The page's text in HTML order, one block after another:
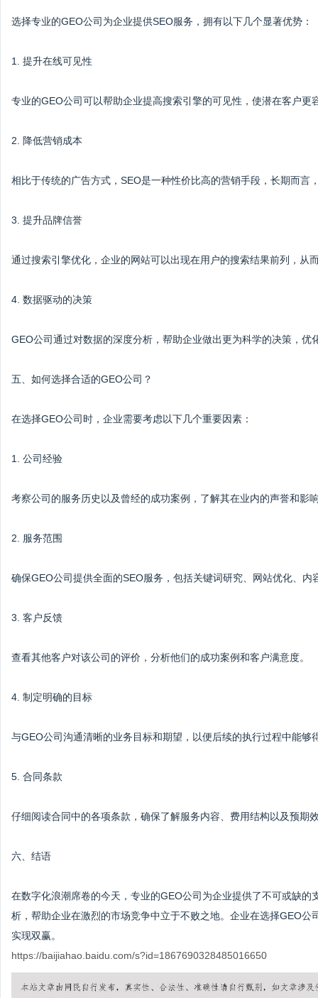
选择专业的GEO公司为企业提供SEO服务，拥有以下几个显著优势：
1. 提升在线可见性
专业的GEO公司可以帮助企业提高搜索引擎的可见性，使潜在客户更
2. 降低营销成本
相比于传统的广告方式，SEO是一种性价比高的营销手段，长期而言
3. 提升品牌信誉
通过搜索引擎优化，企业的网站可以出现在用户的搜索结果前列，从
4. 数据驱动的决策
GEO公司通过对数据的深度分析，帮助企业做出更为科学的决策，优
五、如何选择合适的GEO公司？
在选择GEO公司时，企业需要考虑以下几个重要因素：
1. 公司经验
考察公司的服务历史以及曾经的成功案例，了解其在业内的声誉和影
2. 服务范围
确保GEO公司提供全面的SEO服务，包括关键词研究、网站优化、内
3. 客户反馈
查看其他客户对该公司的评价，分析他们的成功案例和客户满意度。
4. 制定明确的目标
与GEO公司沟通清晰的业务目标和期望，以便后续的执行过程中能够
5. 合同条款
仔细阅读合同中的各项条款，确保了解服务内容、费用结构以及预期
六、结语
在数字化浪潮席卷的今天，专业的GEO公司为企业提供了不可或缺
析，帮助企业在激烈的市场竞争中立于不败之地。企业在选择GEO
实现双赢。
https://baijiahao.baidu.com/s?id=1867690328485016650